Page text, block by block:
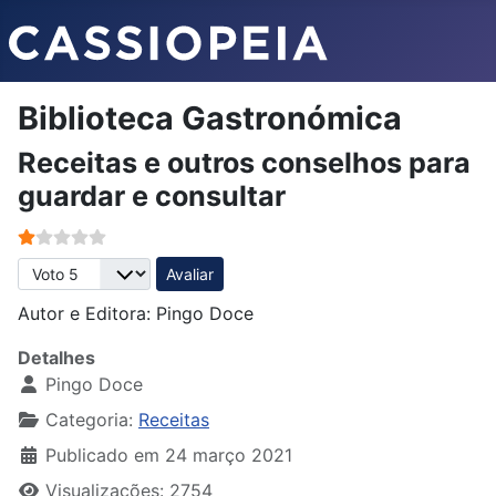
Biblioteca Gastronómica
Receitas e outros conselhos para
guardar e consultar
Votos do utilizador:
Avalie, por favor
Autor e Editora: Pingo Doce
Detalhes
Pingo Doce
Categoria: Receitas
Publicado em 24 março 2021
Visualizações: 2754